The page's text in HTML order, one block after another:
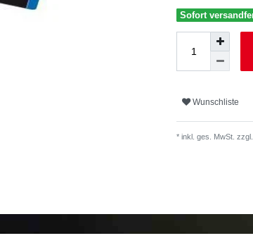
Sofort
Wunschliste
* inkl. ges. MwSt. zzgl.